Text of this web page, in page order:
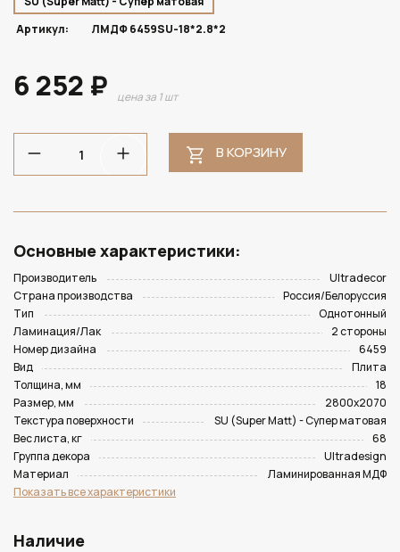
Артикул:
ЛМДФ 6459SU-18*2.8*2
6 252 ₽ цена за 1 шт
В КОРЗИНУ
Основные характеристики:
Производитель
Ultradecor
Страна производства
Россия/Белоруссия
Тип
Однотонный
Ламинация/Лак
2 стороны
Номер дизайна
6459
Вид
Плита
Толщина, мм
18
Размер, мм
2800х2070
Текстура поверхности
SU (Super Matt) - Супер матовая
Вес листа, кг
68
Группа декора
Ultradesign
Материал
Ламинированная МДФ
Показать все характеристики
Наличие